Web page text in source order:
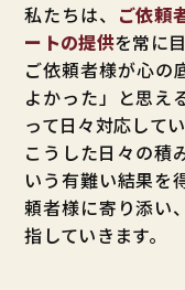
私たちは、 ご依頼
ートの提供を常に
ご依頼者様が心の
よかった」と思え
って日々対応してい
こうした日々の積
いう有難い結果を
頼者様に寄り添い
指していきます。